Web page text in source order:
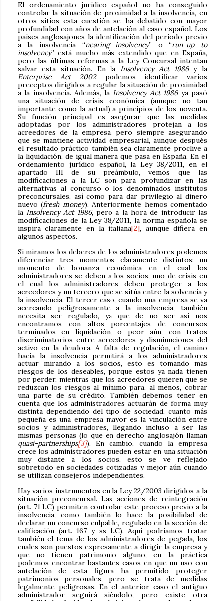
El ordenamiento jurídico español no ha conseguido
controlar la situación de proximidad a la insolvencia, en
otros sitios esta cuestión se ha debatido con mayor
profundidad con años de antelación al caso español. Los
países anglosajones la identificación del período previo
a la insolvencia “nearing insolvency” o “run-up to
insolvency” está mucho más extendido que en España,
pero las últimas reformas a la Ley Concursal intentan
salvar esta situación. En la Insolvency Act 1986y la
Enterprise Act 2002podemos identificar varios
preceptos dirigidos a regular la situación de proximidad
a la insolvencia. Además, la Insolvency Act 1986ya pasó
una situación de crisis económica (aunque no tan
importante como la actual) a principios de los noventa.
Su función principal es asegurar que las medidas
adoptadas por los administradores protejan a los
acreedores de la empresa, pero siempre asegurando
que se mantiene actividad empresarial, aunque después
el resultado práctico también sea claramente proclive a
la liquidación, de igual manera que pasa en España. En el
ordenamiento jurídico español, la Ley 38/2011, en el
apartado III de su preámbulo, vemos que las
modificaciones a la LC son para profundizar en las
alternativas al concurso o los denominados institutos
preconcursales, así como para dar privilegio al dinero
nuevo (fresh money). Anteriormente hemos comentado
la Insolvency Act 1986, pero a la hora de introducir las
modificaciones de la Ley 38/2011, la norma española se
inspira claramente en la italiana[2], aunque difiera en
algunos aspectos.
Si miramos los deberes de los administradores podemos
diferenciar tres momentos claramente distintos: un
momento de bonanza económica en el cual los
administradores se deben a los socios, uno de crisis en
el cual los administradores deben proteger a los
acreedores y un tercero que se sitúa entre la solvencia y
la insolvencia. El tercer caso, cuando una empresa se va
acercando peligrosamente a la insolvencia, también
necesita ser regulado, ya que de no ser así nos
encontramos con altos porcentajes de concursos
terminados en liquidación, o peor aún, con tratos
discriminatorios entre acreedores y disminuciones del
activo en la deudora. A falta de regulación, el camino
hacia la insolvencia permitirá a los administradores
actuar mirando a los socios, esto es tomando más
riesgos de los deseables, porque estos ya nada tienen
por perder, mientras que los acreedores quieren que se
reduzcan los riesgos al mínimo para, al menos, cobrar
una parte de su crédito. También debemos tener en
cuenta que los administradores actuarán de forma muy
distinta dependiendo del tipo de sociedad, cuanto más
pequeña es una empresa mayor es la vinculación entre
socios y administradores, llegando incluso a ser las
mismas personas (lo que en derecho anglosajón llaman
quasi-partnerships[3]). En cambio, cuando la empresa
crece los administradores pueden estar en una situación
muy distante a los socios, esto se ve reflejado
sobretodo en sociedades cotizadas y mejor aún cuando
se utilizan consejeros independientes.
Hay varios instrumentos en la Ley 22/2003 dirigidos a la
situación preconcursal. Las acciones de reintegración
(art. 71 LC) permiten controlar este proceso previo a la
insolvencia, como también lo hace la posibilidad de
declarar un concurso culpable, regulado en la sección de
calificación (art. 167 y ss LC). Aquí podríamos tratar
también el tema de los administradores de pegada, los
cuales son puestos expresamente a dirigir la empresa y
que no tienen patrimonio alguno, en la práctica
podemos encontrar bastantes casos en que un uso con
antelación de esta figura ha permitido proteger
patrimonios personales, pero se trata de medidas
legalmente peligrosas. En el anterior caso el antiguo
administrador seguirá siéndolo, pero existe otra